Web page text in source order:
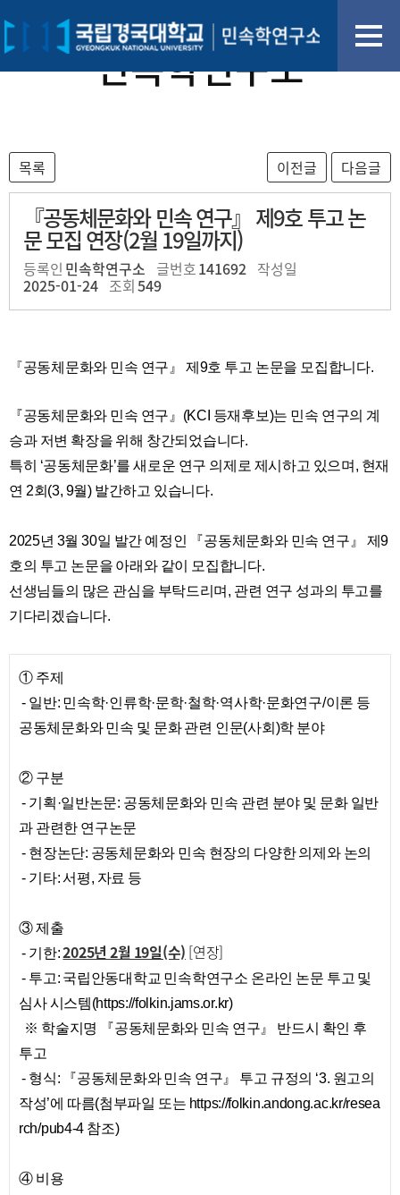
민속학연구소
『​공동체문화와 민속 연구』 제9호 투고 논
문 모집 연장(2월 19일까지)
등록인 민속학연구소 글번호141692 작성일
2025-01-24 조회549
『​공동체문화와 민속 연구』 제9호 투고 논문을 모집합니다.
『공동체문화와 민속 연구』(KCI 등재후보)는 민속 연구의 계
승과 저변 확장을 위해 창간되었습니다.
특히 ‘공동체문화’를 새로운 연구 의제로 제시하고 있으며, 현재
연 2회(3, 9월) 발간하고 있습니다.
2025년 3월 30일 발간 예정인 『공동체문화와 민속 연구』 제9
호의 투고 논문을 아래와 같이 모집합니다.
선생님들의 많은 관심을 부탁드리며, 관련 연구 성과의 투고를
기다리겠습니다.
① 주제
- 일반: 민속학·인류학·문학·철학·역사학·문화연구/이론 등
공동체문화와 민속 및 문화 관련 인문(사회)학 분야
② 구분
- 기획·일반논문: 공동체문화와 민속 관련 분야 및 문화 일반
과 관련한 연구논문
- 현장논단: 공동체문화와 민속 현장의 다양한 의제와 논의
- 기타: 서평, 자료 등
③ 제출
- 기한: 2025년 2월 19일(수) [연장]
- 투고: 국립안동대학교 민속학연구소 온라인 논문 투고 및
심사 시스템(https://folkin.jams.or.kr)
※ 학술지명 『공동체문화와 민속 연구』 반드시 확인 후
투고
- 형식: 『공동체문화와 민속 연구』 투고 규정의 ‘3. 원고의
작성’에 따름(첨부파일 또는 https://folkin.andong.ac.kr/resea
rch/pub4-4 참조)
④ 비용